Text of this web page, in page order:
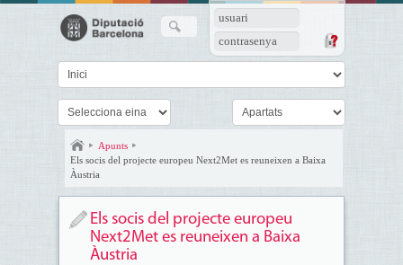
usuari
contrasenya
Apunts
Els socis del projecte europeu Next2Met es reuneixen a Baixa
Àustria
Els socis del projecte europeu
Next2Met es reuneixen a Baixa
Àustria